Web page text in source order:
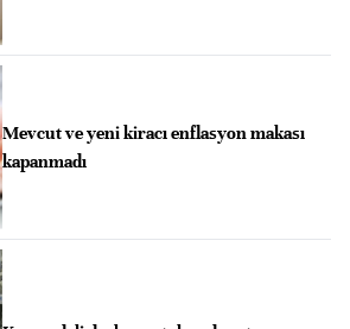
Mevcut ve yeni kiracı enflasyon makası
kapanmadı